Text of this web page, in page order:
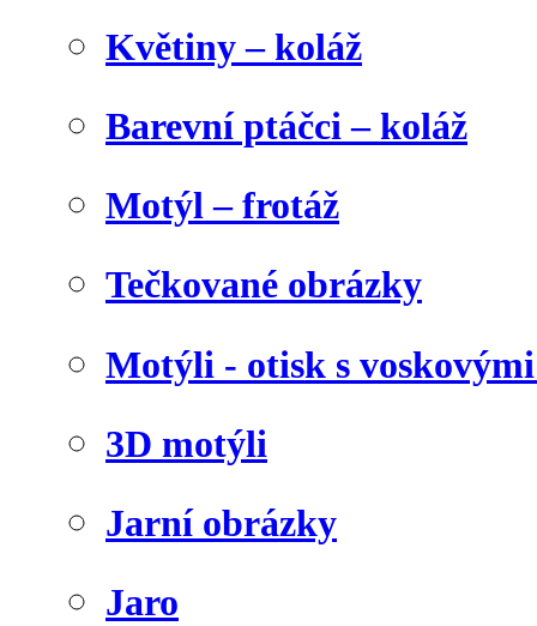
Květiny – koláž
Barevní ptáčci – koláž
Motýl – frotáž
Tečkované obrázky
Motýli - otisk s
3D motýli
Jarní obrázky
Jaro